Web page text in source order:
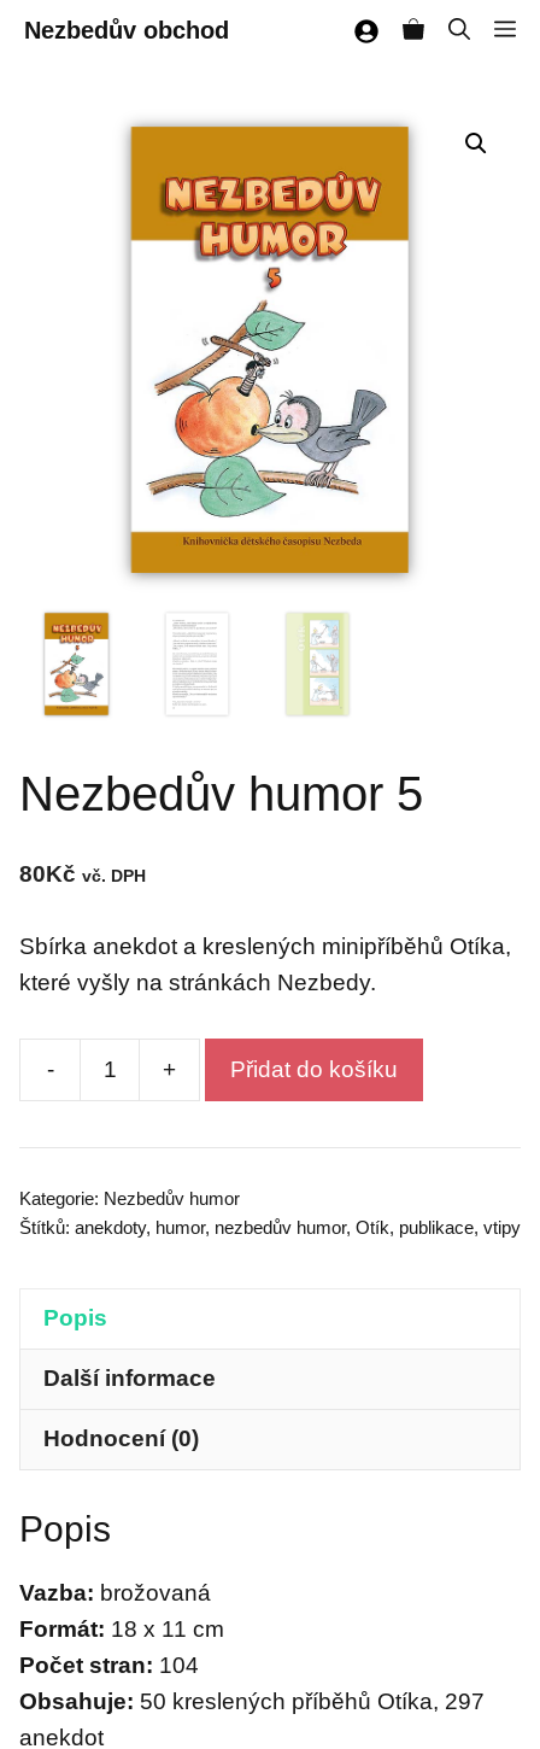
Přeskočit
Nezbedův obchod
Nezbedův humor 5
80Kč vč. DPH
Sbírka anekdot a kreslených minipříběhů Otíka,
které vyšly na stránkách Nezbedy.
-
Nezbedův
množství
+ Přidat do košíku
Kategorie: Nezbedův humor
Štítků: anekdoty, humor, nezbedův humor, Otík, publikace, vtipy
Popis
Další informace
Hodnocení (0)
Popis
Vazba: brožovaná
Formát: 18 x 11 cm
Počet stran: 104
Obsahuje: 50 kreslených příběhů Otíka, 297
anekdot